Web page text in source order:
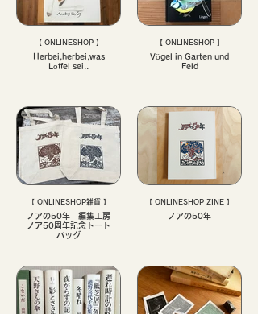
【 ONLINESHOP 】
Herbei,herbei,was
Löffel sei..
【 ONLINESHOP 】
Vögel in Garten und
Feld
【 ONLINESHOP雑貨 】
ノアの50年 編集工房
ノア50周年記念トート
バッグ
【 ONLINESHOP ZINE 】
ノアの50年